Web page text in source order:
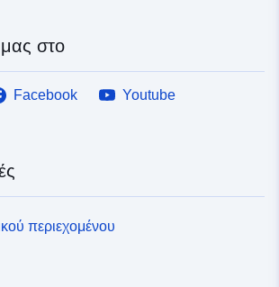
στο
Facebook
Youtube
περιεχομένου